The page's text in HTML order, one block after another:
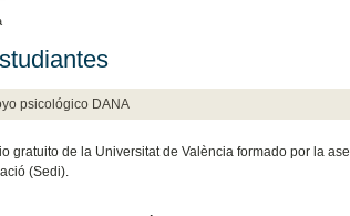
psicológico DANA
gratuito de la Universitat de València formado por la
(Sedi).